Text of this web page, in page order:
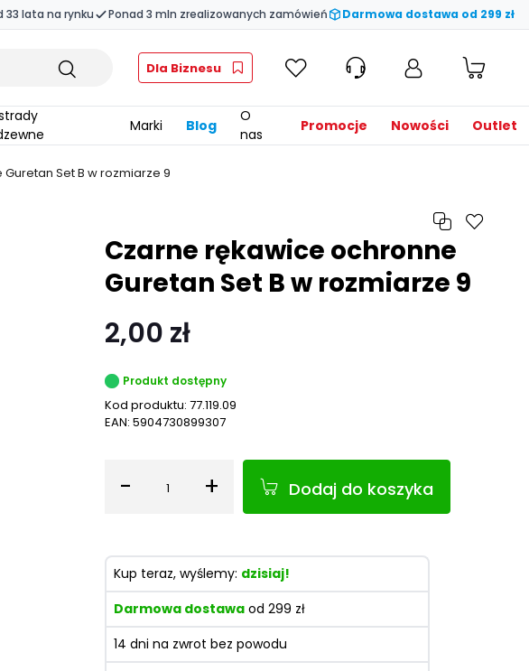
33 lata na rynku Ponad 3 mln zrealizowanych zamówień Darmowa dostawa od 299 zł
Dla Biznesu
Marki Blog
O
nas
Promocje Nowości Outlet
Set B w rozmiarze 9
Czarne rękawice ochronne
Guretan Set B w rozmiarze 9
2,00 zł
Produkt dostępny
Kod produktu: 77.119.09
EAN: 5904730899307
- Ilość + Dodaj do koszyka
Kup teraz, wyślemy: dzisiaj!
Darmowa dostawa od 299 zł
14 dni na zwrot bez powodu